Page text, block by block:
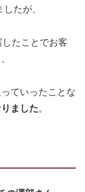
たが、
たことでお客
ていったことな
ました。